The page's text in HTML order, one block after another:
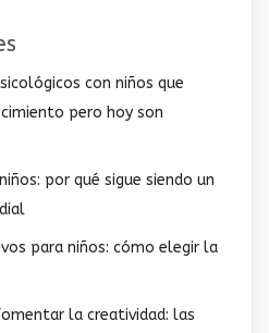
con niños que
pero hoy son
por qué sigue siendo un
para niños: cómo elegir la
la creatividad: las